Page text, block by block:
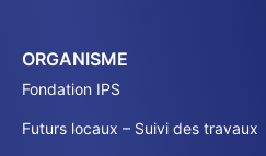
ORGANISME
Fondation IPS
Futurs locaux – Suivi des travaux